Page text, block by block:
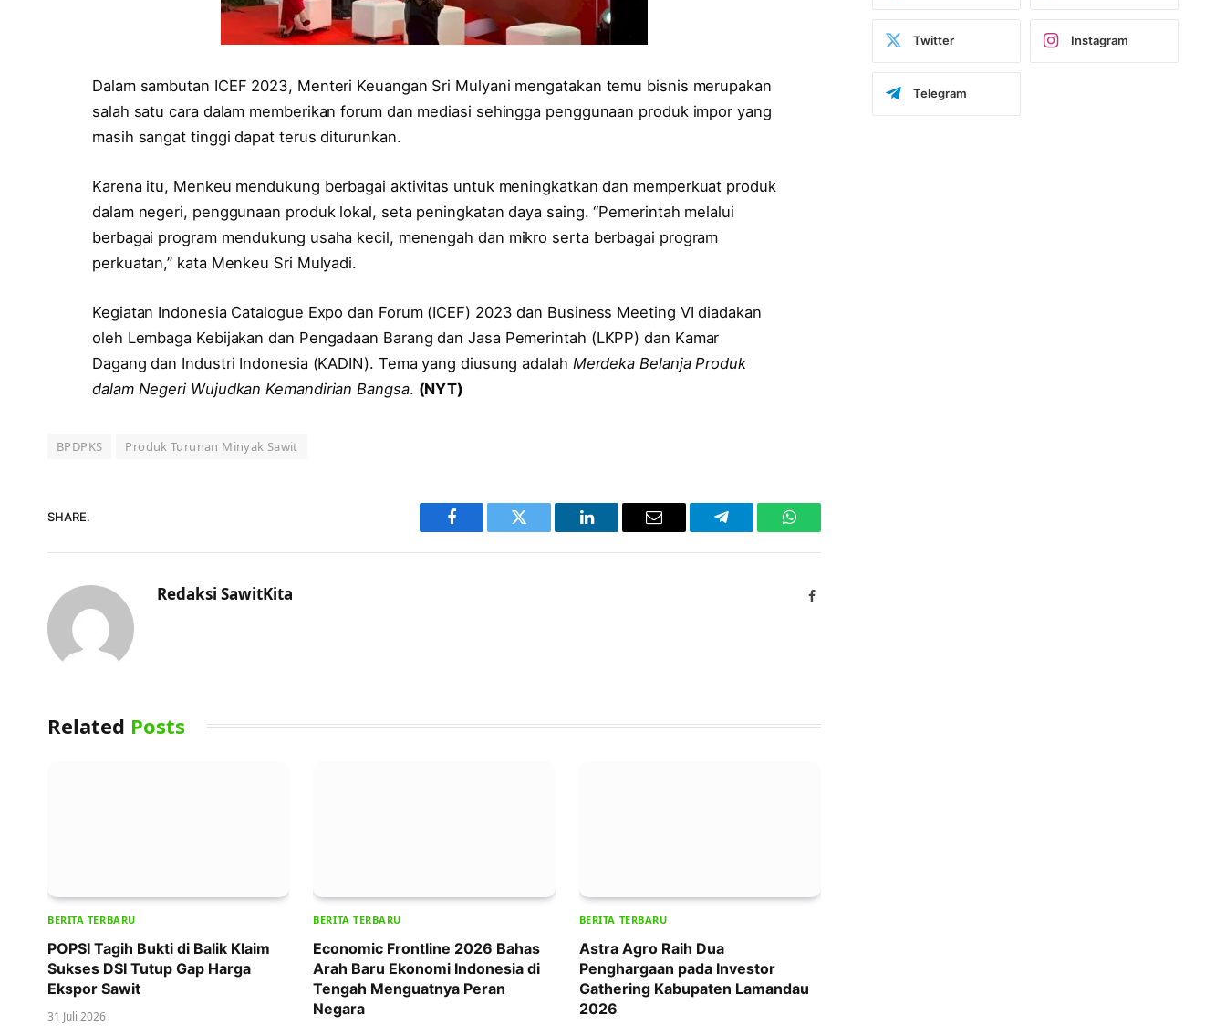
Dalam sambutan ICEF 2023, Menteri Keuangan Sri Mulyani mengatakan temu bisnis merupakan
salah satu cara dalam memberikan forum dan mediasi sehingga penggunaan produk impor yang
masih sangat tinggi dapat terus diturunkan.
Karena itu, Menkeu mendukung berbagai aktivitas untuk meningkatkan dan memperkuat produk
dalam negeri, penggunaan produk lokal, seta peningkatan daya saing. “Pemerintah melalui
berbagai program mendukung usaha kecil, menengah dan mikro serta berbagai program
perkuatan,” kata Menkeu Sri Mulyadi.
Kegiatan Indonesia Catalogue Expo dan Forum (ICEF) 2023 dan Business Meeting VI diadakan
oleh Lembaga Kebijakan dan Pengadaan Barang dan Jasa Pemerintah (LKPP) dan Kamar
Dagang dan Industri Indonesia (KADIN). Tema yang diusung adalah Merdeka Belanja Produk
dalam Negeri Wujudkan Kemandirian Bangsa. (NYT)
BPDPKS Produk Turunan Minyak Sawit
SHARE.
Facebook Twitter LinkedIn Email Telegram WhatsApp
Redaksi SawitKita Facebook
Related Posts
BERITA TERBARU
POPSI Tagih Bukti di Balik Klaim
Sukses DSI Tutup Gap Harga
Ekspor Sawit
31 Juli 2026
BERITA TERBARU
Economic Frontline 2026 Bahas
Arah Baru Ekonomi Indonesia di
Tengah Menguatnya Peran
Negara
BERITA TERBARU
Astra Agro Raih Dua
Penghargaan pada Investor
Gathering Kabupaten Lamandau
2026
Twitter Instagram
Telegram